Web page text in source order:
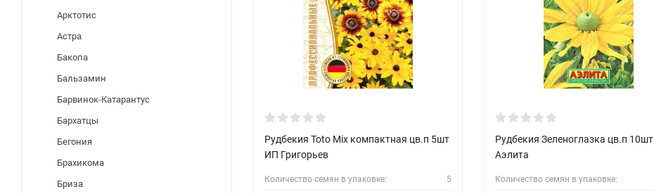
Арктотис
Астра
Бакопа
Бальзамин
Барвинок-Катарантус
Бархатцы
Бегония
Брахикома
Бриза
Рудбекия Toto Mix компактная цв.п 5шт
ИП Григорьев
Количество семян в упаковке: 5
Рудбекия Зеленоглазка цв.п 10шт
Аэлита
Количество семян в упаковке: